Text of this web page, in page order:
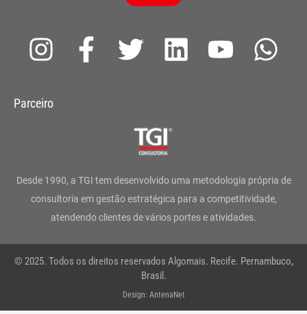
I
s
g
r
a
m
F
a
o
o
k
-
T
t
e
r
L
d
i
n
Y
b
e
W
a
p
Parceiro
Desde 1990, a TGI tem desenvolvido uma metodologia própria de
consultoria em gestão estratégica para a competitividade,
atendendo clientes de vários portes e atividades.
© 2025. Todos os direitos reservados Algomais. Recife. Pernambuco,
Brasil.
Design: AntenaNet